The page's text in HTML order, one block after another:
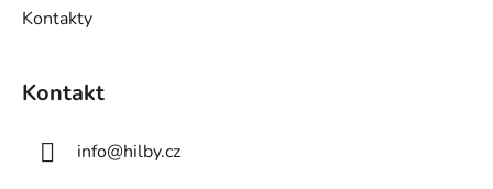
Kontakty
Kontakt
info@hilby.cz